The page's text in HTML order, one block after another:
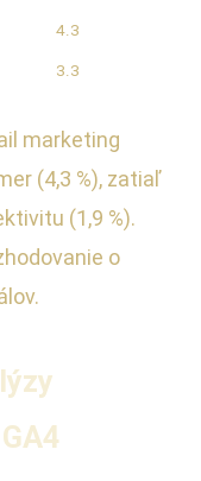
4.3
3.3
marketing
(4,3 %), zatiaľ
(1,9 %).
o